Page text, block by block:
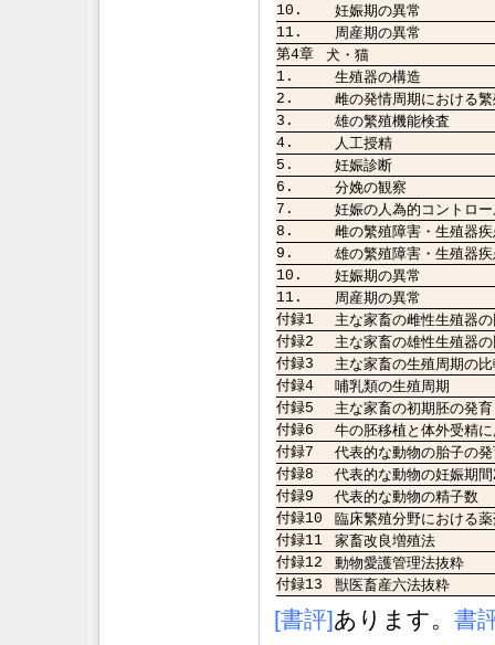
10.
妊娠期の異常
11.
周産期の異常
第4章
犬・猫
1.
生殖器の構造
2.
雌の発情周期における
3.
雄の繁殖機能検査
4.
人工授精
5.
妊娠診断
6.
分娩の観察
7.
妊娠の人為的コントロ
8.
雌の繁殖障害・生殖器
9.
雄の繁殖障害・生殖器
10.
妊娠期の異常
11.
周産期の異常
付録1
主な家畜の雌性生殖器
付録2
主な家畜の雄性生殖器
付録3
主な家畜の生殖周期の
付録4
哺乳類の生殖周期
付録5
主な家畜の初期胚の発育
付録6
牛の胚移植と体外受精
付録7
代表的な動物の胎子の
付録8
代表的な動物の妊娠期間
付録9
代表的な動物の精子数
付録10
臨床繁殖分野における
付録11
家畜改良増殖法
付録12
動物愛護管理法抜粋
付録13
獣医畜産六法抜粋
[書評]あります。 書